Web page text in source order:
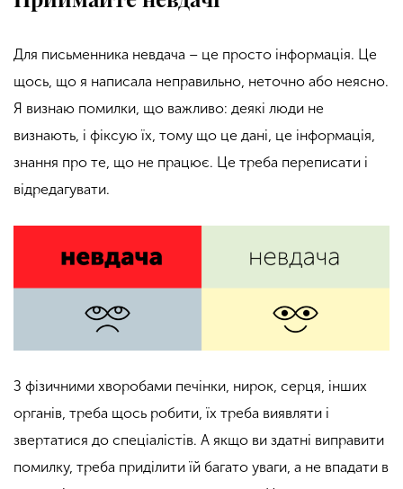
Для письменника невдача – це просто інформація. Це
щось, що я написала неправильно, неточно або неясно.
Я визнаю помилки, що важливо: деякі люди не
визнають, і фіксую їх, тому що це дані, це інформація,
знання про те, що не працює. Це треба переписати і
відредагувати.
З фізичними хворобами печінки, нирок, серця, інших
органів, треба щось робити, їх треба виявляти і
звертатися до спеціалістів. А якщо ви здатні виправити
помилку, треба приділити їй багато уваги, а не впадати в